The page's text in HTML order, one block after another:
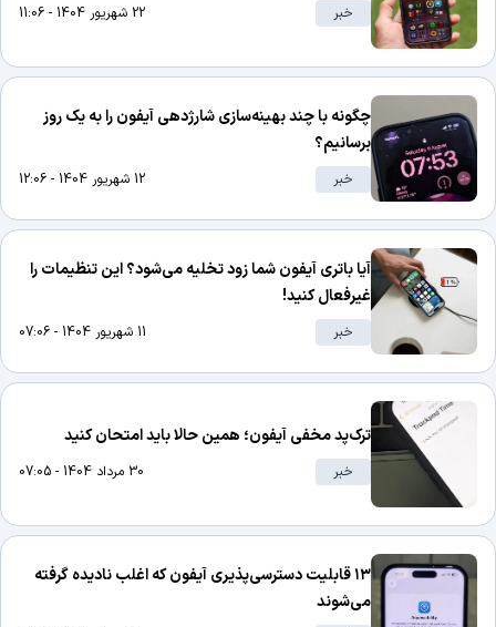
خبر 22 شهریور 1404 - 11:06
چگونه با چند بهینه‌سازی شارژدهی آیفون را به یک روز
برسانیم؟
خبر 12 شهریور 1404 - 12:06
آیا باتری آیفون شما زود تخلیه می‌شود؟ این تنظیمات را
غیرفعال کنید!
خبر 11 شهریور 1404 - 07:06
ترک‌پد مخفی آیفون؛ همین حالا باید امتحان کنید
خبر 30 مرداد 1404 - 07:05
۱۳ قابلیت دسترسی‌پذیری آیفون که اغلب نادیده گرفته
می‌شوند